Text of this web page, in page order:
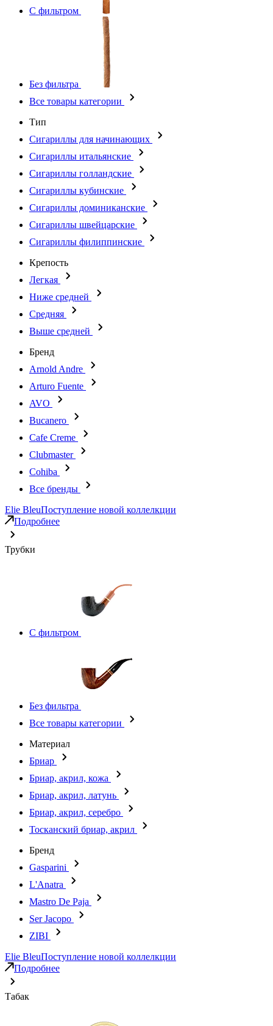
С фильтром
Без фильтра
Все товары категории
Тип
Сигариллы для начинающих
Сигариллы итальянские
Сигариллы голландские
Сигариллы кубинские
Сигариллы доминиканские
Сигариллы швейцарские
Сигариллы филиппинские
Крепость
Легкая
Ниже средней
Средняя
Выше средней
Бренд
Arnold Andre
Arturo Fuente
AVO
Bucanero
Cafe Creme
Clubmaster
Cohiba
Все бренды
Elie BleuПоступление новой коллелкции
Подробнее
Трубки
С фильтром
Без фильтра
Все товары категории
Материал
Бриар
Бриар, акрил, кожа
Бриар, акрил, латунь
Бриар, акрил, серебро
Тосканский бриар, акрил
Бренд
Gasparini
L'Anatra
Mastro De Paja
Ser Jacopo
ZIBI
Elie BleuПоступление новой коллелкции
Подробнее
Табак